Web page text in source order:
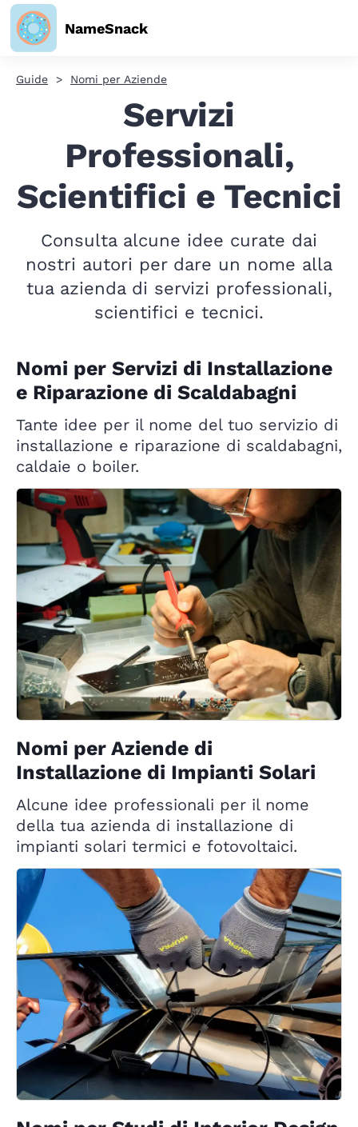
NameSnack
Guide Nomi per Aziende
Servizi
Professionali,
Scientifici e Tecnici
Consulta alcune idee curate dai
nostri autori per dare un nome alla
tua azienda di servizi professionali,
scientifici e tecnici.
Nomi per Servizi di Installazione
e Riparazione di Scaldabagni
Tante idee per il nome del tuo servizio di
installazione e riparazione di scaldabagni,
caldaie o boiler.
Nomi per Aziende di
Installazione di Impianti Solari
Alcune idee professionali per il nome
della tua azienda di installazione di
impianti solari termici e fotovoltaici.